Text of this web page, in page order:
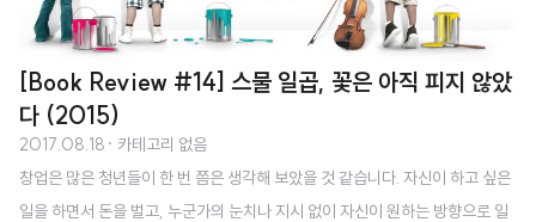
o Offline)중개 플랫폼 (대표 이병현)입니다.이병현 대표님은 학생 시절에 스
테이즈를 창업..
[Book Review #14] 스물 일곱, 꽃은 아직 피지 않았
다 (2015)
2017.08.18 · 카테고리 없음
창업은 많은 청년들이 한 번 쯤은 생각해 보았을 것 같습니다. 자신이 하고 싶은
일을 하면서 돈을 벌고, 누군가의 눈치나 지시 없이 자신이 원하는 방향으로 일